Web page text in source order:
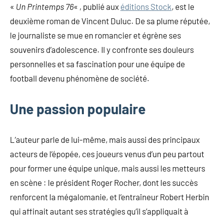
« Un Printemps 76« , publié aux éditions Stock, est le
deuxième roman de Vincent Duluc. De sa plume réputée,
le journaliste se mue en romancier et égrène ses
souvenirs d’adolescence. Il y confronte ses douleurs
personnelles et sa fascination pour une équipe de
football devenu phénomène de société.
Une passion populaire
L’auteur parle de lui-même, mais aussi des principaux
acteurs de l’épopée, ces joueurs venus d’un peu partout
pour former une équipe unique, mais aussi les metteurs
en scène : le président Roger Rocher, dont les succès
renforcent la mégalomanie, et l’entraîneur Robert Herbin
qui affinait autant ses stratégies qu’il s’appliquait à